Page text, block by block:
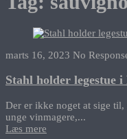
marts 16, 2023 No
Stahl holder legestue
Der er ikke noget at sige
unge vinmagere,...
Læs mere